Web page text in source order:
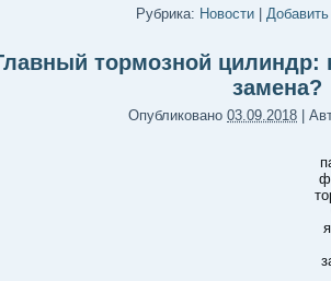
Рубрика: Новости|
тормозной цилиндр:
замена?
Опубликовано 03.09.2018